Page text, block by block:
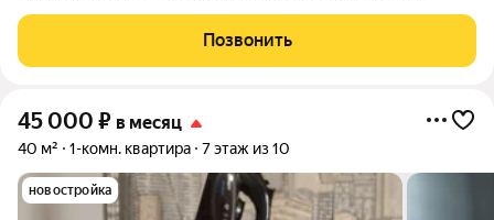
оплачиваются отдельно. По условиям проживания: можно с
детьми, можно с питомцами.
Позвонить
45 000 ₽ в месяц
40 м² 1-комн. квартира 7 этаж из 10
новостройка